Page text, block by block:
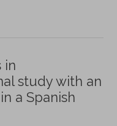
in
study with an
a Spanish